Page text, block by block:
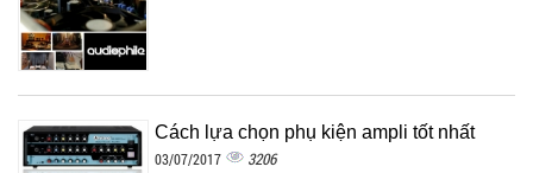
Cách lựa chọn phụ kiện ampli tốt nhất
03/07/2017 3206